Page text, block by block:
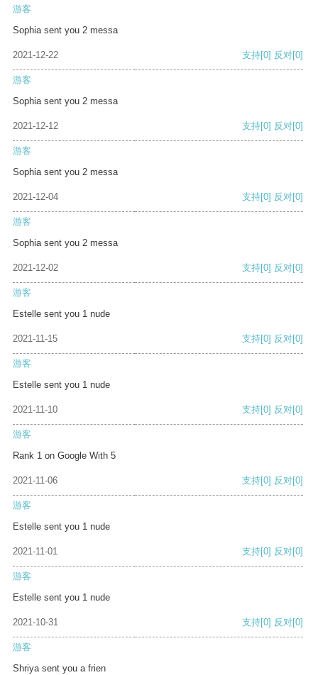
游客
Sophia sent you 2 messa
2021-12-22 支持[0] 反对[0]
游客
Sophia sent you 2 messa
2021-12-12 支持[0] 反对[0]
游客
Sophia sent you 2 messa
2021-12-04 支持[0] 反对[0]
游客
Sophia sent you 2 messa
2021-12-02 支持[0] 反对[0]
游客
Estelle sent you 1 nude
2021-11-15 支持[0] 反对[0]
游客
Estelle sent you 1 nude
2021-11-10 支持[0] 反对[0]
游客
Rank 1 on Google With 5
2021-11-06 支持[0] 反对[0]
游客
Estelle sent you 1 nude
2021-11-01 支持[0] 反对[0]
游客
Estelle sent you 1 nude
2021-10-31 支持[0] 反对[0]
游客
Shriya sent you a frien